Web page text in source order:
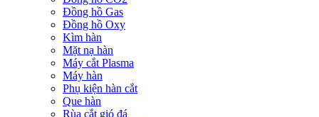
Đồng hồ Gas
Đồng hồ Oxy
Kìm hàn
Mặt nạ hàn
Máy cắt Plasma
Máy hàn
Phụ kiện hàn cắt
Que hàn
Rùa cắt gió đá